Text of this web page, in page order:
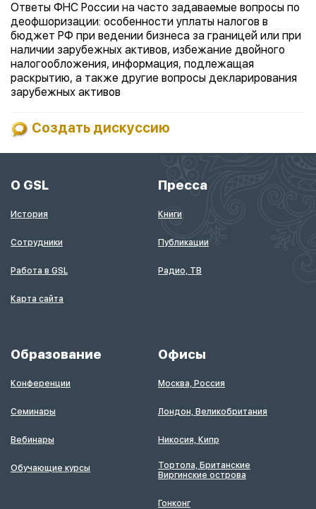
Ответы ФНС России на часто задаваемые вопросы по
деофшоризации: особенности уплаты налогов в
бюджет РФ при ведении бизнеса за границей или при
наличии зарубежных активов, избежание двойного
налогообложения, информация, подлежащая
раскрытию, а также другие вопросы декларирования
зарубежных активов
Создать дискуссию
О GSL
История
Сотрудники
Работа в GSL
Карта сайта
Пресса
Книги
Публикации
Радио, ТВ
Образование
Конференции
Семинары
Вебинары
Обучающие курсы
Офисы
Москва, Россия
Лондон, Великобритания
Никосия, Кипр
Тортола, Британские
Виргинские острова
Гонконг